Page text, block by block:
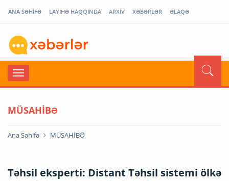
ANA SƏHİFƏ LAYİHƏ HAQQINDA ARXİV XƏBƏRLƏR ƏLAQƏ
MÜSAHİBƏ
Ana Səhifə MÜSAHİBƏ
Təhsil eksperti: Distant Təhsil sistemi ölkə